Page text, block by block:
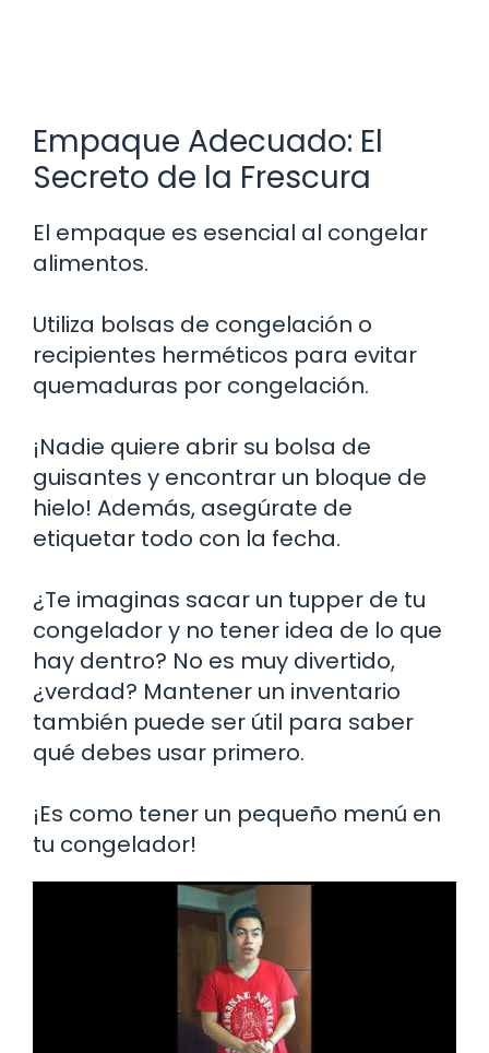
Empaque Adecuado: El
Secreto de la Frescura
El empaque es esencial al congelar
alimentos.
Utiliza bolsas de congelación o
recipientes herméticos para evitar
quemaduras por congelación.
¡Nadie quiere abrir su bolsa de
guisantes y encontrar un bloque de
hielo! Además, asegúrate de
etiquetar todo con la fecha.
¿Te imaginas sacar un tupper de tu
congelador y no tener idea de lo que
hay dentro? No es muy divertido,
¿verdad? Mantener un inventario
también puede ser útil para saber
qué debes usar primero.
¡Es como tener un pequeño menú en
tu congelador!